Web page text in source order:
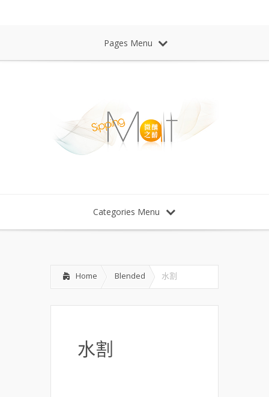
Pages Menu
Categories Menu
Home Blended 水割
水割